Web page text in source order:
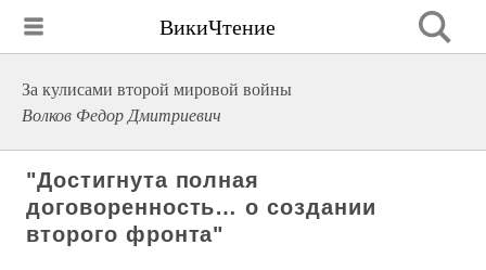
ВикиЧтение
За кулисами второй мировой войны
Волков Федор Дмитриевич
"Достигнута полная
договоренность… о создании
второго фронта"